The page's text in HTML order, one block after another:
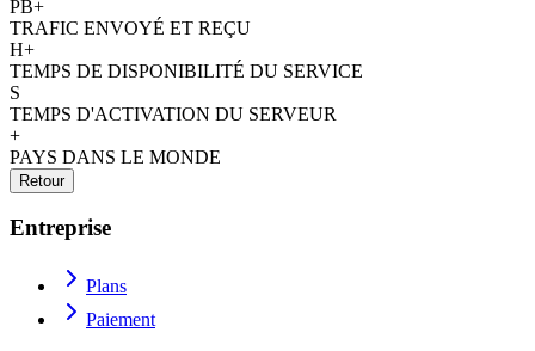
PB+
TRAFIC ENVOYÉ ET REÇU
H+
TEMPS DE DISPONIBILITÉ DU SERVICE
S
TEMPS D'ACTIVATION DU SERVEUR
+
PAYS DANS LE MONDE
Retour
Entreprise
Plans
Paiement